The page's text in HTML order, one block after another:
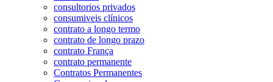
consultorios privados
consumiveis clínicos
contrato a longo termo
contrato de longo prazo
contrato França
contrato permanente
Contratos Permanentes